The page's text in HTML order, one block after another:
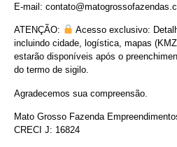
E-mail:
ATENÇÃO:
Acesso exclusivo:
incluindo cidade, logística, mapas
estarão disponíveis após o
do termo de sigilo.
Agradecemos sua compreensão.
Mato Grosso Fazenda
CRECI J: 16824